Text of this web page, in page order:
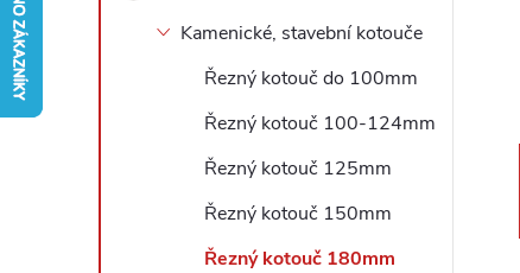
Kamenické, stavební kotouče
Řezný kotouč do 100mm
Řezný kotouč 100-124mm
Řezný kotouč 125mm
Řezný kotouč 150mm
Řezný kotouč 180mm